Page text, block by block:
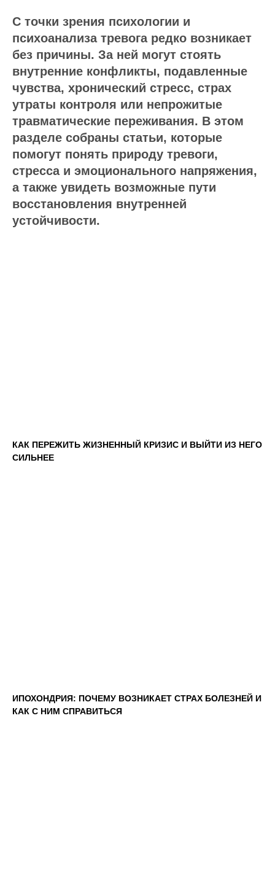
С точки зрения психологии и
психоанализа тревога редко возникает
без причины. За ней могут стоять
внутренние конфликты, подавленные
чувства, хронический стресс, страх
утраты контроля или непрожитые
травматические переживания. В этом
разделе собраны статьи, которые
помогут понять природу тревоги,
стресса и эмоционального напряжения,
а также увидеть возможные пути
восстановления внутренней
устойчивости.
КАК ПЕРЕЖИТЬ ЖИЗНЕННЫЙ КРИЗИС И ВЫЙТИ ИЗ НЕГО
СИЛЬНЕЕ
ИПОХОНДРИЯ: ПОЧЕМУ ВОЗНИКАЕТ СТРАХ БОЛЕЗНЕЙ И
КАК С НИМ СПРАВИТЬСЯ